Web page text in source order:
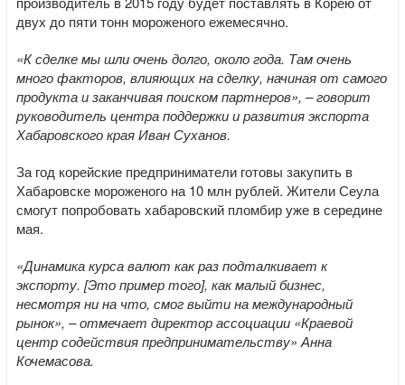
двух до пяти тонн мороженого ежемесячно.
«К сделке мы шли очень долго, около года. Там очень
много факторов, влияющих на сделку, начиная от самого
продукта и заканчивая поиском партнеров», – говорит
руководитель центра поддержки и развития экспорта
Хабаровского края Иван Суханов.
За год корейские предприниматели готовы закупить в
Хабаровске мороженого на 10 млн рублей. Жители Сеула
смогут попробовать хабаровский пломбир уже в середине
мая.
«Динамика курса валют как раз подталкивает к
экспорту. [Это пример того], как малый бизнес,
несмотря ни на что, смог выйти на международный
рынок», – отмечает директор ассоциации «Краевой
центр содействия предпринимательству» Анна
Кочемасова.